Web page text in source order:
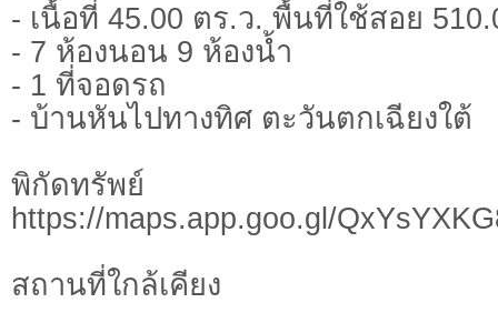
- เนื้อที่ 45.00 ตร.ว. พื้นที่ใช้สอย
- 7 ห้องนอน 9 ห้องน้ำ
- 1 ที่จอดรถ
- บ้านหันไปทางทิศ ตะวันตกเฉียงใต้
พิกัดทรั
https://maps.app.goo.gl/
สถานที่ใกล้เคียง